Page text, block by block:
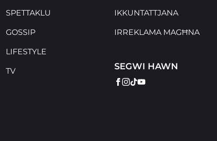
SPETTAKLU
GOSSIP
LIFESTYLE
TV
IKKUNTATTJANA
IRREKLAMA MAGĦNA
SEGWI HAWN
FACEBOOK
INSTAGRAM
TIKTOK
YOUTUBE